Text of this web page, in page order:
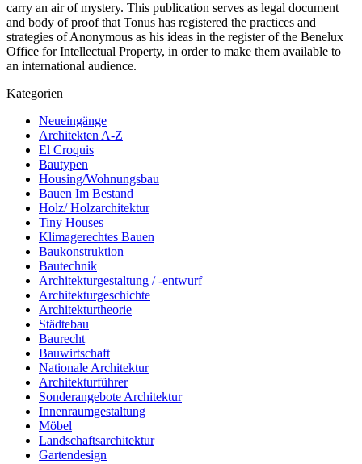
carry an air of mystery. This publication serves as legal document
and body of proof that Tonus has registered the practices and
strategies of Anonymous as his ideas in the register of the Benelux
Office for Intellectual Property, in order to make them available to
an international audience.
Kategorien
Neueingänge
Architekten A-Z
El Croquis
Bautypen
Housing/Wohnungsbau
Bauen Im Bestand
Holz/ Holzarchitektur
Tiny Houses
Klimagerechtes Bauen
Baukonstruktion
Bautechnik
Architekturgestaltung / -entwurf
Architekturgeschichte
Architekturtheorie
Städtebau
Baurecht
Bauwirtschaft
Nationale Architektur
Architekturführer
Sonderangebote Architektur
Innenraumgestaltung
Möbel
Landschaftsarchitektur
Gartendesign